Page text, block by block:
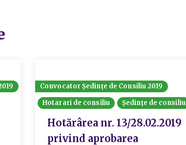
Convocator Ședințe de Consiliu 2019
Hotarari de consiliu
Ședințe de consiliu
Hotărârea nr. 13/28.02.2019
privind aprobarea